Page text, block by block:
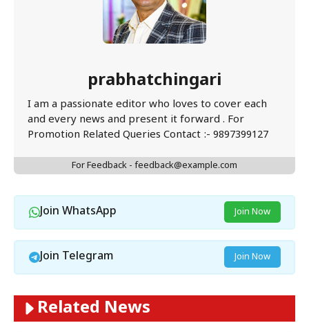
prabhatchingari
I am a passionate editor who loves to cover each
and every news and present it forward . For
Promotion Related Queries Contact :- 9897399127
For Feedback - feedback@example.com
Join WhatsApp Join Now
Join Telegram Join Now
Related News